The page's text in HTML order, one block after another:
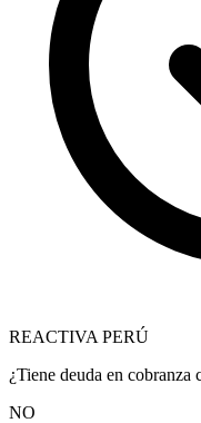
REACTIVA PERÚ
¿Tiene deuda en
NO